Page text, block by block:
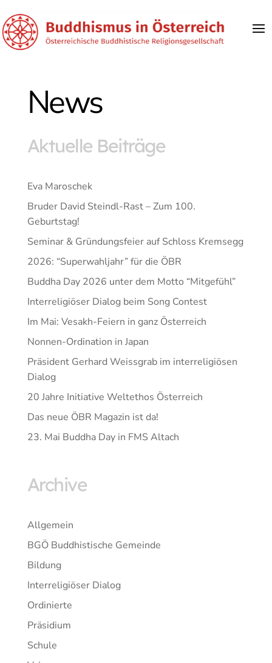
News
Aktuelle Beiträge
Eva Maroschek
Bruder David Steindl-Rast – Zum 100.
Geburtstag!
Seminar & Gründungsfeier auf Schloss Kremsegg
2026: “Superwahljahr” für die ÖBR
Buddha Day 2026 unter dem Motto “Mitgefühl”
Interreligiöser Dialog beim Song Contest
Im Mai: Vesakh-Feiern in ganz Österreich
Nonnen-Ordination in Japan
Präsident Gerhard Weissgrab im interreligiösen
Dialog
20 Jahre Initiative Weltethos Österreich
Das neue ÖBR Magazin ist da!
23. Mai Buddha Day in FMS Altach
Archive
Allgemein
BGÖ Buddhistische Gemeinde
Bildung
Interreligiöser Dialog
Ordinierte
Präsidium
Schule